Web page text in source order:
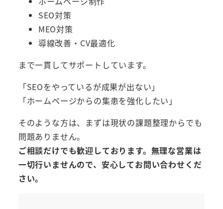
SEO対策
MEO対策
導線改善・CV最適化
まで一貫してサポートしています。
「SEOをやっているが成果が出ない」
「ホームページからの集患を強化したい」
そのような方は、まずは現状の課題整理からでも
問題ありません。
ご相談だけでも歓迎しております。無理な営業は
一切行いませんので、安心してお問い合わせくだ
さい。